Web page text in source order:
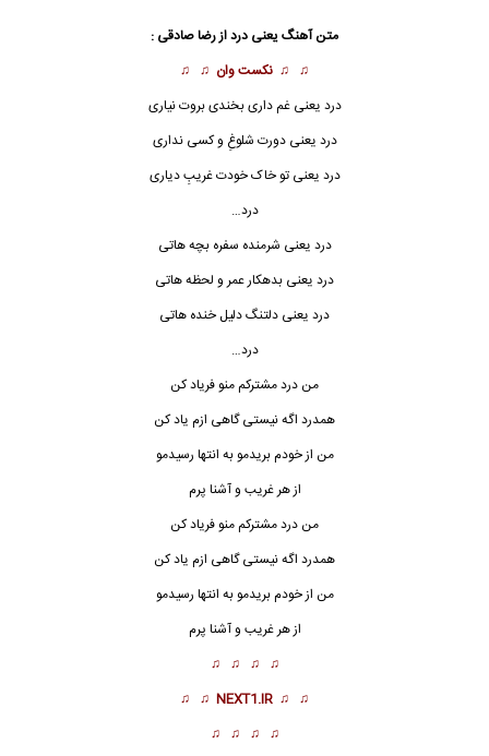
متن آهنگ یعنی درد ازرضا صادقی :
♫ ♫ نکست وان ♫ ♫
درد یعنی غم داری بخندی بروت نیاری
درد یعنی دورت شلوغِ و کسی نداری
درد یعنی تو خاک خودت غریبِ دیاری
درد…
درد یعنی شرمنده سفره بچه هاتی
درد یعنی بدهکار عمر و لحظه هاتی
درد یعنی دلتنگ دلیل خنده هاتی
درد…
من درد مشترکم منو فریاد کن
همدرد اگه نیستی گاهی ازم یاد کن
من از خودم بریدمو به انتها رسیدمو
از هر غریب و آشنا پرم
من درد مشترکم منو فریاد کن
همدرد اگه نیستی گاهی ازم یاد کن
من از خودم بریدمو به انتها رسیدمو
از هر غریب و آشنا پرم
♫ ♫ ♫ ♫
♫ ♫
NEXT1.IR
♫ ♫
♫ ♫ ♫ ♫